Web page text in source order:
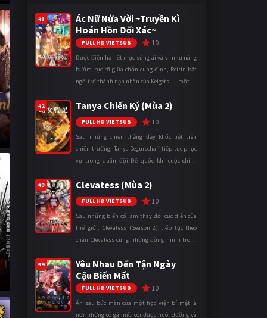
#1
Ác Nữ Nửa Vời ~Truyền Kì
Hoán Hồn Đổi Xác~
FULL HD VIETSUB 10
Được điện hạ hết mực sủng ái và ví như nàng
bướm rực rỡ giữa chốn cung đình, Reirin bất
ngờ trở thành nạn nhân của Keigetsu – một kẻ
thuật để hoán đổi th ...
#2 Tanya Chiến Ký (Mùa 2)
FULL HD VIETSUB 10
Sau những chiến thắng đầy khốc liệt trên
chiến trường, Tanya Degurechaff tiếp tục phục
vụ trong quân đội Đế quốc khi cuộc chiến
mặt trận. Dù sở hữu tài năn ...
#3 Clevatess (Mùa 2)
FULL HD VIETSUB 10
Sau những biến cố làm thay đổi cục diện của
thế giới, Clevatess (Season 2) tiếp tục theo
chân Clevatess cùng những đồng minh trong
loại đến bờ vực diệ ...
#4
Yêu Nhau Đến Tận Ngày
Cậu Biến Mất
FULL HD VIETSUB 10
Ẩn sau bức màn của một học viện bí mật là
nơi những cô gái mồ côi được nuôi dưỡng và